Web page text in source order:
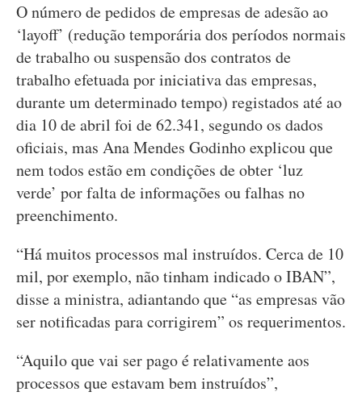
O número de pedidos de empresas de adesão ao
‘layoff’ (redução temporária dos períodos normais
de trabalho ou suspensão dos contratos de
trabalho efetuada por iniciativa das empresas,
durante um determinado tempo) registados até ao
dia 10 de abril foi de 62.341, segundo os dados
oficiais, mas Ana Mendes Godinho explicou que
nem todos estão em condições de obter ‘luz
verde’ por falta de informações ou falhas no
preenchimento.
“Há muitos processos mal instruídos. Cerca de 10
mil, por exemplo, não tinham indicado o IBAN”,
disse a ministra, adiantando que “as empresas vão
ser notificadas para corrigirem” os requerimentos.
“Aquilo que vai ser pago é relativamente aos
processos que estavam bem instruídos”,